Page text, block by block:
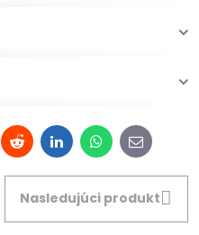
RedditLinkedInWhatsApp
E-
mail
Nasledujúci produkt